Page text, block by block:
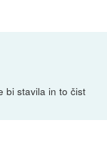
bi stavila in to čist